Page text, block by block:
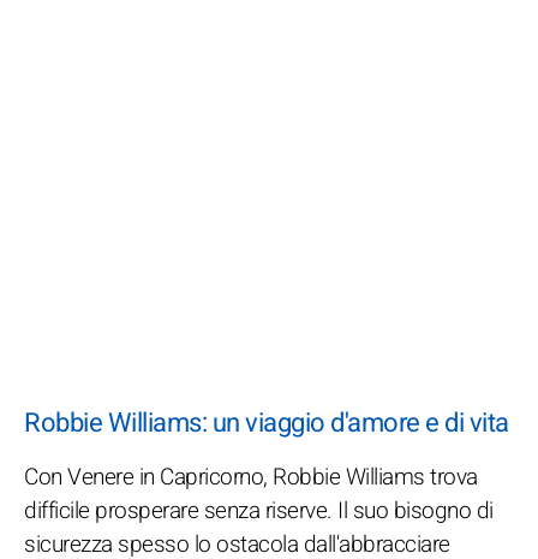
Robbie Williams: un viaggio d'amore e di vita
Con Venere in Capricorno, Robbie Williams trova
difficile prosperare senza riserve. Il suo bisogno di
sicurezza spesso lo ostacola dall'abbracciare